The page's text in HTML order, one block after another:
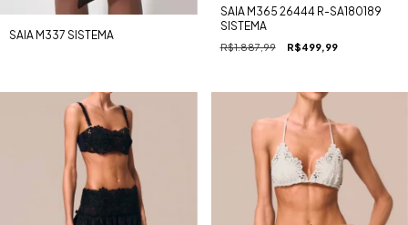
SAIA M337 SISTEMA
SAIA M365 26444 R-SA180189
SISTEMA
R$1.887,99 R$499,99